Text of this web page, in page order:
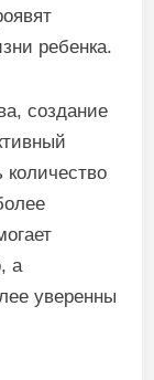
ребенка.
создание
количество
а
уверенны